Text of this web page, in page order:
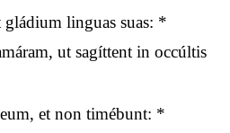
gládium linguas suas: *
ut sagíttent in occúltis
et non timébunt: *